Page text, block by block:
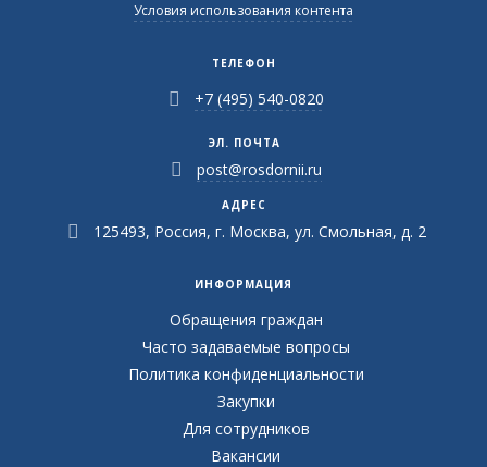
Условия использования контента
ТЕЛЕФОН
+7 (495) 540-0820
ЭЛ. ПОЧТА
post@rosdornii.ru
АДРЕС
125493, Россия, г. Москва, ул. Смольная, д. 2
ИНФОРМАЦИЯ
Обращения граждан
Часто задаваемые вопросы
Политика конфиденциальности
Закупки
Для сотрудников
Вакансии